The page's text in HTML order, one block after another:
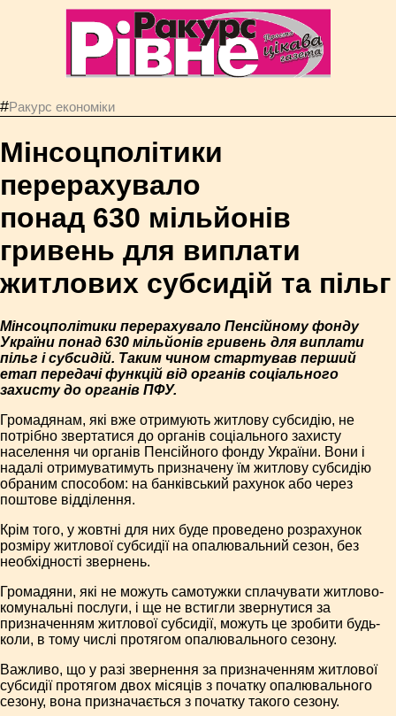
#Ракурс економiки
Мінсоцполітики
перерахувало
понад 630 мільйонів
гривень для виплати
житлових субсидій та пільг
Мінсоцполітики перерахувало Пенсійному фонду
України понад 630 мільйонів гривень для виплати
пільг і субсидій. Таким чином стартував перший
етап передачі функцій від органів соціального
захисту до органів ПФУ.
Громадянам, які вже отримують житлову субсидію, не
потрібно звертатися до органів соціального захисту
населення чи органів Пенсійного фонду України. Вони і
надалі отримуватимуть призначену їм житлову субсидію
обраним способом: на банківський рахунок або через
поштове відділення.
Крім того, у жовтні для них буде проведено розрахунок
розміру житлової субсидії на опалювальний сезон, без
необхідності звернень.
Громадяни, які не можуть самотужки сплачувати житлово-
комунальні послуги, і ще не встигли звернутися за
призначенням житлової субсидії, можуть це зробити будь-
коли, в тому числі протягом опалювального сезону.
Важливо, що у разі звернення за призначенням житлової
субсидії протягом двох місяців з початку опалювального
сезону, вона призначається з початку такого сезону.